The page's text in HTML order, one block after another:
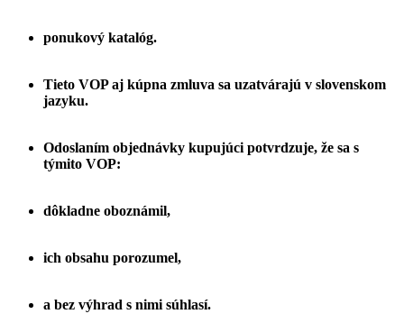
ponukový katalóg.
Tieto VOP aj kúpna zmluva sa uzatvárajú v slovenskom
jazyku.
Odoslaním objednávky kupujúci potvrdzuje, že sa s
týmito VOP:
dôkladne oboznámil,
ich obsahu porozumel,
a bez výhrad s nimi súhlasí.